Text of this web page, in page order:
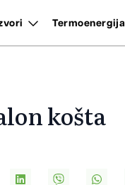
Termoenergija
košta